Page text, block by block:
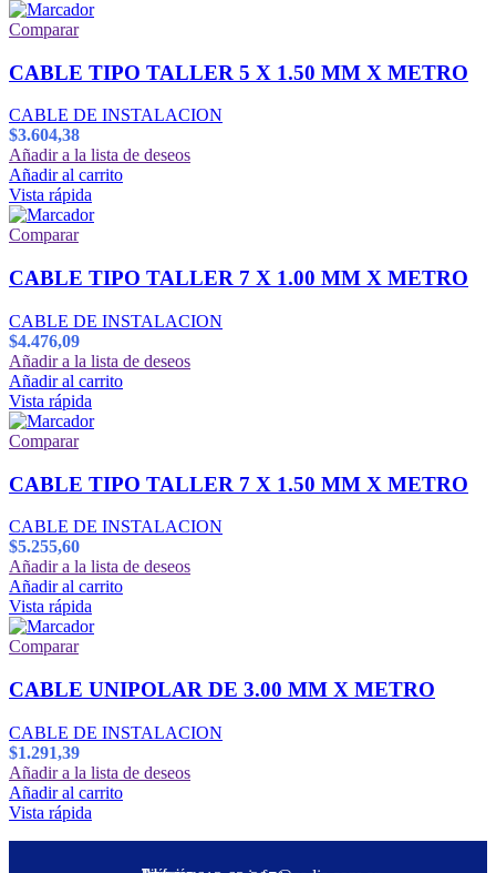
Comparar
CABLE TIPO TALLER 5 X 1.50 MM X METRO
CABLE DE INSTALACION
$3.604,38
Añadir a la lista de deseos
Añadir al carrito
Vista rápida
Comparar
CABLE TIPO TALLER 7 X 1.00 MM X METRO
CABLE DE INSTALACION
$4.476,09
Añadir a la lista de deseos
Añadir al carrito
Vista rápida
Comparar
CABLE TIPO TALLER 7 X 1.50 MM X METRO
CABLE DE INSTALACION
$5.255,60
Añadir a la lista de deseos
Añadir al carrito
Vista rápida
Comparar
CABLE UNIPOLAR DE 3.00 MM X METRO
CABLE DE INSTALACION
$1.291,39
Añadir a la lista de deseos
Añadir al carrito
Vista rápida